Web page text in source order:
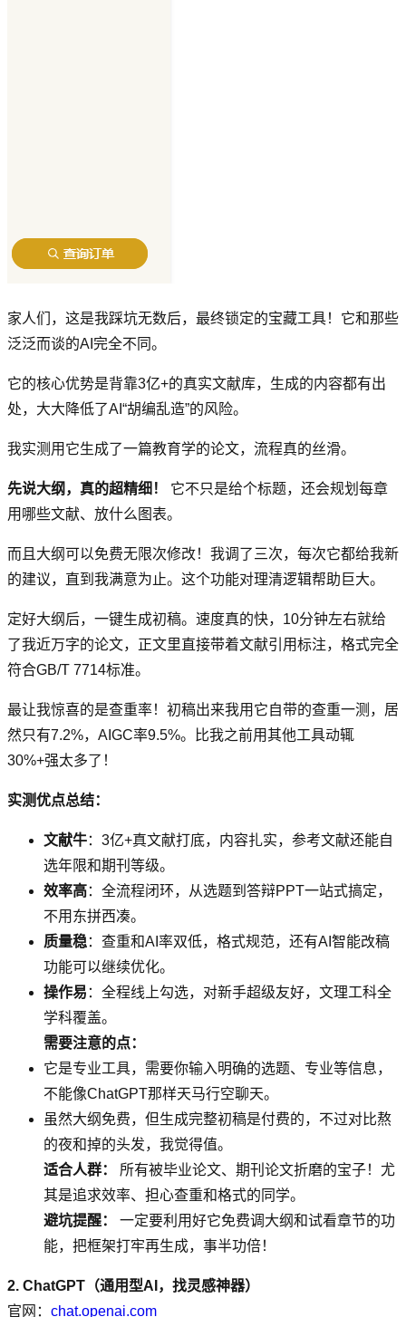
家人们，这是我踩坑无数后，最终锁定的宝藏工具！它和那些
泛泛而谈的AI完全不同。
它的核心优势是背靠3亿+的真实文献库，生成的内容都有出
处，大大降低了AI“胡编乱造”的风险。
我实测用它生成了一篇教育学的论文，流程真的丝滑。
先说大纲，真的超精细！
它不只是给个标题，还会规划每章
用哪些文献、放什么图表。
而且大纲可以免费无限次修改！我调了三次，每次它都给我新
的建议，直到我满意为止。这个功能对理清逻辑帮助巨大。
定好大纲后，一键生成初稿。速度真的快，10分钟左右就给
了我近万字的论文，正文里直接带着文献引用标注，格式完全
符合GB/T 7714标准。
最让我惊喜的是查重率！初稿出来我用它自带的查重一测，居
然只有7.2%，AIGC率9.5%。比我之前用其他工具动辄
30%+强太多了！
实测优点总结：
文献牛：3亿+真文献打底，内容扎实，参考文献还能自
选年限和期刊等级。
效率高：全流程闭环，从选题到答辩PPT一站式搞定，
不用东拼西凑。
质量稳：查重和AI率双低，格式规范，还有AI智能改稿
功能可以继续优化。
操作易 ：全程线上勾选，对新手超级友好，文理工科全
学科覆盖。
需要注意的点：
它是专业工具，需要你输入明确的选题、专业等信息，
不能像ChatGPT那样天马行空聊天。
虽然大纲免费，但生成完整初稿是付费的，不过对比熬
的夜和掉的头发，我觉得值。
适合人群：
所有被毕业论文、期刊论文折磨的宝子！尤
其是追求效率、担心查重和格式的同学。
避坑提醒：
一定要利用好它免费调大纲和试看章节的功
能，把框架打牢再生成，事半功倍！
2. ChatGPT（通用型AI，找灵感神器）
官网： chat.openai.com